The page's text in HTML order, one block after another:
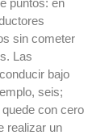
puntos: en
sin cometer
Las
bajo
seis;
con cero
realizar un